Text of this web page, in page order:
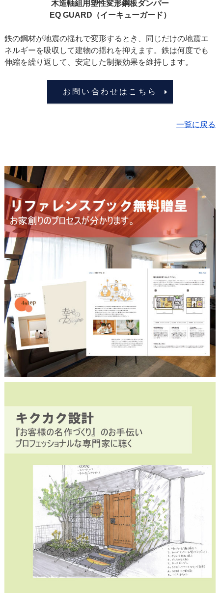
木造軸組用塑性変形鋼板ダンパー
EQ GUARD（イーキューガード）
鉄の鋼材が地震の揺れで変形するとき、同じだけの地震エ
ネルギーを吸収して建物の揺れを抑えます。鉄は何度でも
伸縮を繰り返して、安定した制振効果を維持します。
お問い合わせはこちら
一覧に戻る